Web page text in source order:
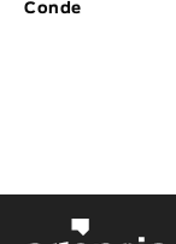
Conde